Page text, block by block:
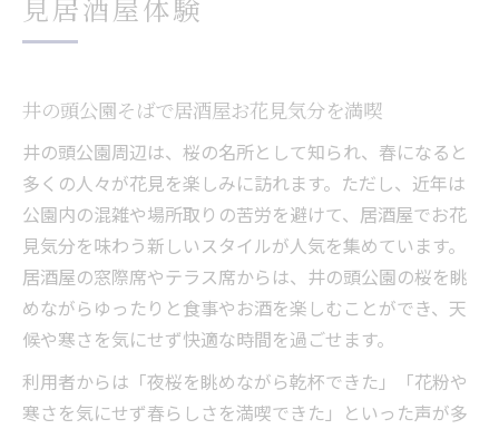
ック
桜を眺めながら楽しむ吉祥寺駅の居酒屋選
び
居酒屋の個室利用で桜の夜をより特別に過
ごす
駅周辺で居酒屋を選ぶ際のポイントと注意
点
お花見気分を楽しむなら居酒屋利用が新常識
居酒屋で桜を感じる新しいお花見スタイル
お花見に最適な居酒屋選びのポイントとは
見居酒屋体験
井の頭公園そばで居酒屋お花見気分を満喫
井の頭公園周辺は、桜の名所として知られ、春になると
多くの人々が花見を楽しみに訪れます。ただし、近年は
公園内の混雑や場所取りの苦労を避けて、居酒屋でお花
見気分を味わう新しいスタイルが人気を集めています。
居酒屋の窓際席やテラス席からは、井の頭公園の桜を眺
めながらゆったりと食事やお酒を楽しむことができ、天
候や寒さを気にせず快適な時間を過ごせます。
利用者からは「夜桜を眺めながら乾杯できた」「花粉や
寒さを気にせず春らしさを満喫できた」といった声が多